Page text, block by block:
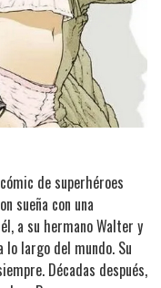
de superhéroes
sueña con una
a su hermano Walter y
lo largo del mundo. Su
Décadas después,